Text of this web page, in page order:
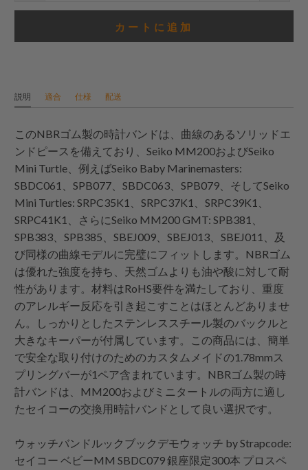
ー
カートに追加
説明 適合 仕様 配送
このNBRゴム製の時計バンドは、曲線のあるソリッドエ
ンドピースを備えており、Seiko MM200およびSeiko
Mini Turtle、例えばSeiko Baby Marinemasters:
SBDC061、SPB077、SBDC063、SPB079、そしてSeiko
Mini Turtles: SRPC35K1、SRPC37K1、SRPC39K1、
SRPC41K1、さらにSeiko MM200 GMT: SPB381、
SPB383、SPB385、SBEJ009、SBEJ013、SBEJ011、及
び同様の曲線モデルに完璧にフィットします。NBRゴム
は優れた強度を持ち、天然ゴムよりも油や酸に対して耐
性があります。材料はRoHS要件を満たしており、重度
のアレルギー反応を引き起こすことはほとんどありませ
ん。しっかりとしたステンレススチール製のバックルと
大きなキーパーが付属しています。この商品には、簡単
で安全な取り付けのためのカスタムメイドの1.78mmス
プリングバーが1ペア含まれています。NBRゴム製の時
計バンドは、MM200およびミニタートルの両方に適し
たセイコーの交換用時計バンドとして良い選択です。
ウォッチバンドルックブックデモウォッチ byStrapcode:
セイコー ベビーMM SBDC079 銀座限定300本 プロスペ